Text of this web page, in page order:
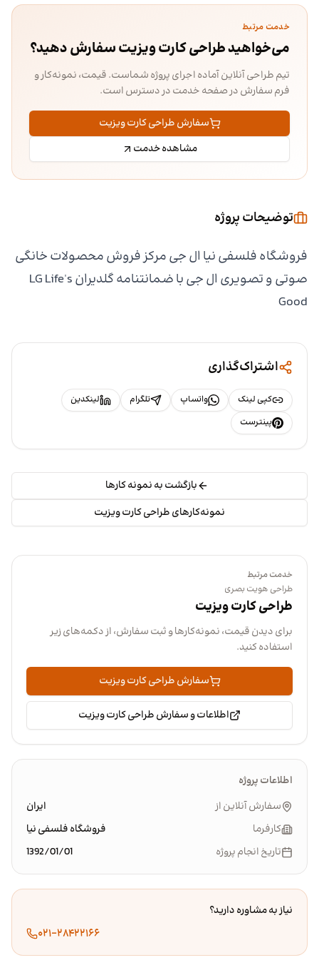
خدمت مرتبط
می‌خواهید طراحی کارت ویزیت سفارش دهید؟
تیم طراحی آنلاین آماده اجرای پروژه شماست. قیمت، نمونه‌کار و
فرم سفارش در صفحه خدمت در دسترس است.
سفارش طراحی کارت ویزیت
مشاهده خدمت
توضیحات پروژه
فروشگاه فلسفی نیا ال جی مرکز فروش محصولات خانگی
صوتی و تصویری ال جی با ضمانتنامه گلدیران LG Life's
Good
اشتراک‌گذاری
کپی لینک واتساپ تلگرام
لینکدین
پینترست
بازگشت به نمونه کارها
نمونه‌کارهای طراحی کارت ویزیت
خدمت مرتبط
طراحی هویت بصری
طراحی کارت ویزیت
برای دیدن قیمت، نمونه‌کارها و ثبت سفارش، از دکمه‌های زیر
استفاده کنید.
سفارش طراحی کارت ویزیت
اطلاعات و سفارش طراحی کارت ویزیت
اطلاعات پروژه
سفارش آنلاین از
ایران
کارفرما
فروشگاه فلسفی نیا
تاریخ انجام پروژه
1392/01/01
نیاز به مشاوره دارید؟
۰۲۱-۲۸۴۲۲۱۶۶